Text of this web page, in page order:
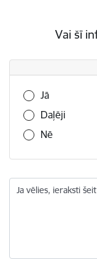
Vai šī
Vai šī
Jā
Daļēji
Nē
Ja vēlies, ieraksti